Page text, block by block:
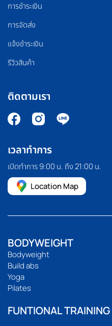
การชำระเงิน
การจัดส่ง
แจ้งชำระเงิน
รีวิวสินค้า
ติดตามเรา
เวลาทำการ
เปิดทำการ 9:00 น. ถึง 21:00 น.
Location Map
BODYWEIGHT
Bodyweight
Build abs
Yoga
Pilates
FUNTIONAL TRAINING